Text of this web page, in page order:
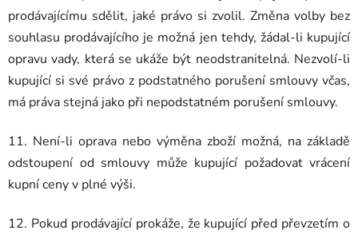
prodávajícímu sdělit, jaké právo si zvolil. Změna volby bez
souhlasu prodávajícího je možná jen tehdy, žádal-li kupující
opravu vady, která se ukáže být neodstranitelná. Nezvolí-li
kupující si své právo z podstatného porušení smlouvy včas,
má práva stejná jako při nepodstatném porušení smlouvy.
11. Není-li oprava nebo výměna zboží možná, na základě
odstoupení od smlouvy může kupující požadovat vrácení
kupní ceny v plné výši.
12. Pokud prodávající prokáže, že kupující před převzetím o